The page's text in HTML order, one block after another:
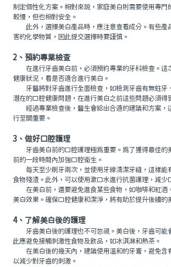
制定個性化方案。相對來說，家庭美白則需要使用專門
較慢，但也相對安全。
此外，選擇美白產品時，應注意查看成分。有些產
害的化學物質，因此提交選擇時要謹慎。
2、預約專業檢查
在進行牙齒美白前，必須預約專業的牙科檢查。這
健康狀況，看是否適合進行美白。
牙醫將對牙齒進行全面檢查，如檢測牙齒有無蛀牙
潛在的口腔健康問題，在進行美白之前這些問題必須得
經過專業檢查後，醫生會給出合適的建議和方案，
行至關重要。
3、做好口腔護理
牙齒美白前的口腔護理極為重要。為了獲得最佳的
前的一段時間內加強口腔衛生。
每天至少刷牙兩次，並使用牙線清潔牙縫，這樣能
食物殘渣。此外，可以使用漱口水進行抗菌護理，減少
在美白前，還要避免進食某些食物，如咖啡和紅酒
美白效果。確保口腔健康和潔淨，將有助於提升後續的
4、了解美白後的護理
牙齒美白後的護理也不可忽視。美白後，牙齒可能
此應避免接觸刺激性食物及飲品，如冰淇淋和熱茶。
在美白後的幾天內，建議使用溫和的牙膏，避免含
以減少對牙齒的刺激。